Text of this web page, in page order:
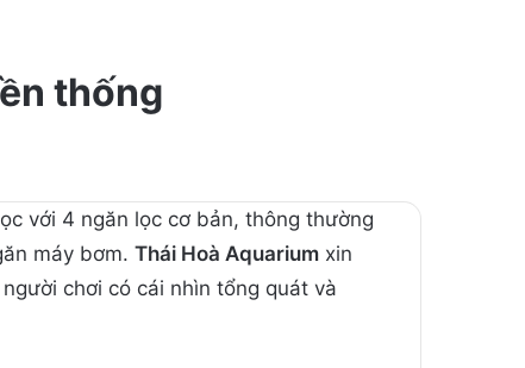
thống
với 4 ngăn lọc cơ bản, thông thường
máy bơm. Thái Hoà Aquarium xin
chơi có cái nhìn tổng quát và